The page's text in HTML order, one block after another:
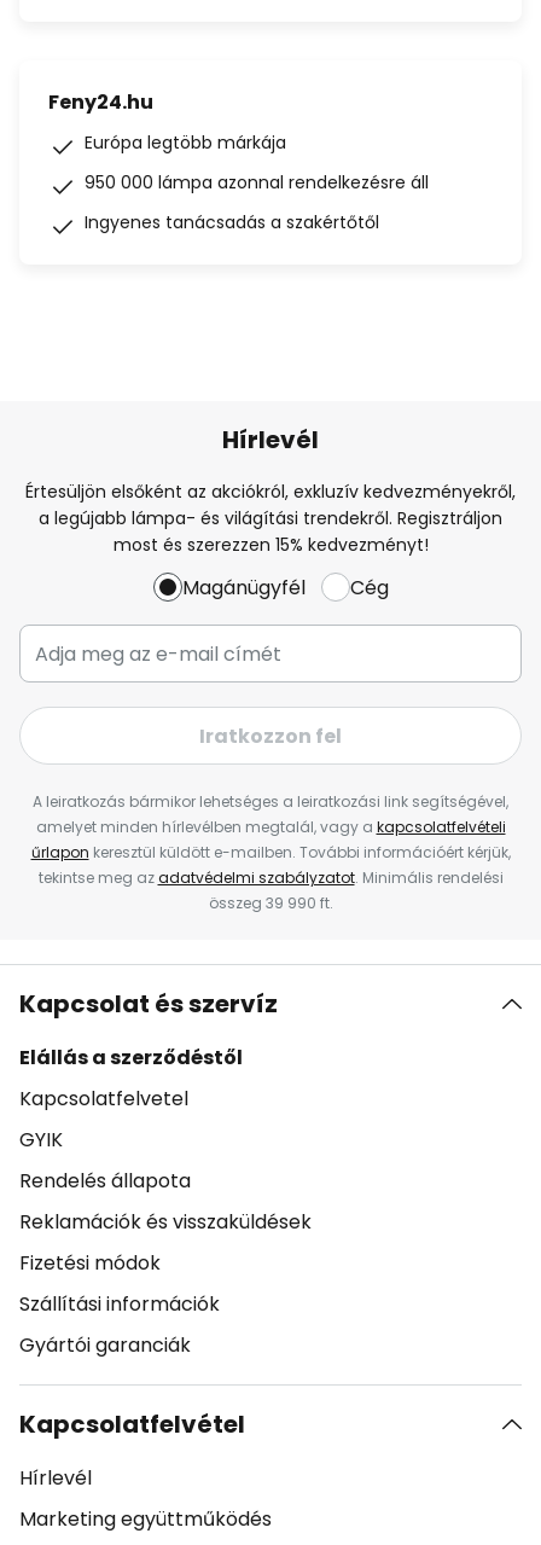
Feny24.hu
Európa legtöbb márkája
950 000 lámpa azonnal rendelkezésre áll
Ingyenes tanácsadás a szakértőtől
Hírlevél
Értesüljön elsőként az akciókról, exkluzív kedvezményekről,
a legújabb lámpa- és világítási trendekről. Regisztráljon
most és szerezzen 15% kedvezményt!
Magánügyfél Cég
Iratkozzon fel
A leiratkozás bármikor lehetséges a leiratkozási link segítségével,
amelyet minden hírlevélben megtalál, vagy a kapcsolatfelvételi
űrlapon keresztül küldött e-mailben. További információért kérjük,
tekintse meg azadatvédelmi szabályzatot. Minimális rendelési
összeg 39 990 ft.
Kapcsolat és szervíz
Elállás a szerződéstől
Kapcsolatfelvetel
GYIK
Rendelés állapota
Reklamációk és visszaküldések
Fizetési módok
Szállítási információk
Gyártói garanciák
Kapcsolatfelvétel
Hírlevél
Marketing együttműködés